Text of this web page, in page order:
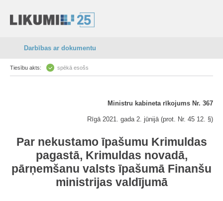
Darbības ar dokumentu
Tiesību akts: spēkā esošs
Ministru kabineta rīkojums Nr. 367
Rīgā 2021. gada 2. jūnijā (prot. Nr. 45 12. §)
Par nekustamo īpašumu Krimuldas
pagastā, Krimuldas novadā,
pārņemšanu valsts īpašumā Finanšu
ministrijas valdījumā